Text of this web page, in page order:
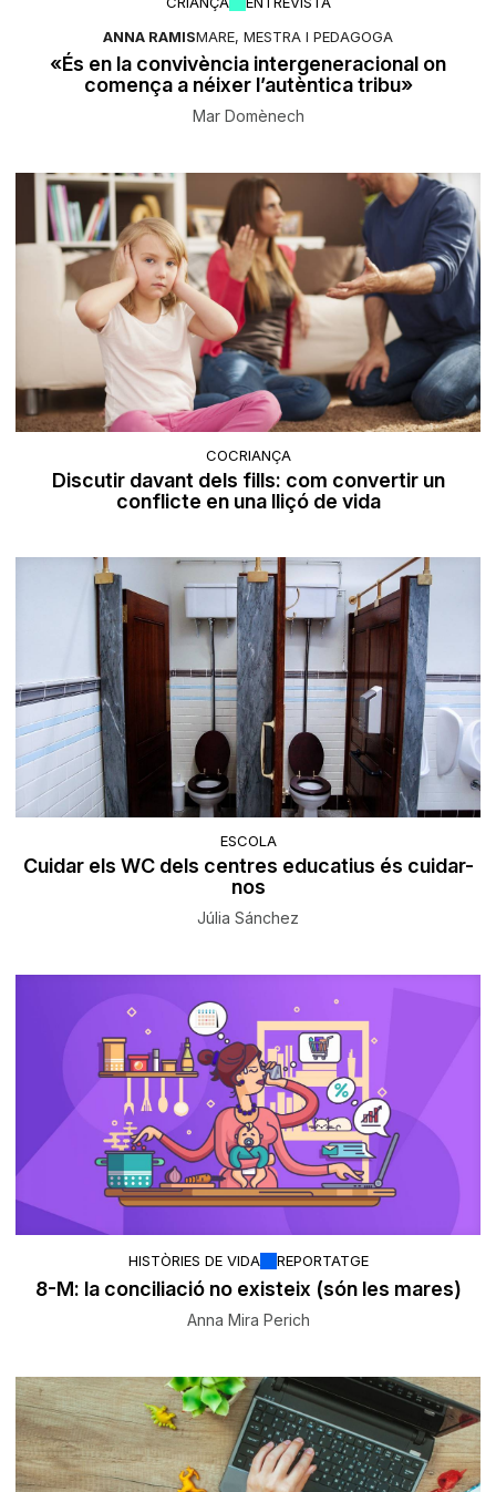
ANNA RAMISMARE, MESTRA I PEDAGOGA
«És en la convivència intergeneracional on
comença a néixer l’autèntica tribu»
Mar Domènech
COCRIANÇA
Discutir davant dels fills: com convertir un
conflicte en una lliçó de vida
ESCOLA
Cuidar els WC dels centres educatius és cuidar-
nos
Júlia Sánchez
HISTÒRIES DE VIDA REPORTATGE
8-M: la conciliació no existeix (són les mares)
Anna Mira Perich